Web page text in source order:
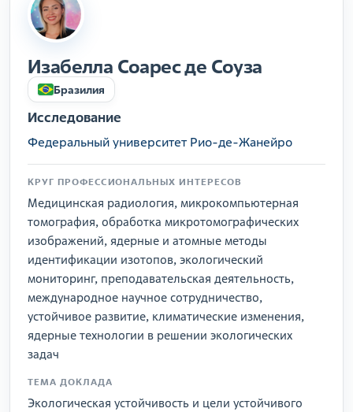
Изабелла Соарес де Соуза
Бразилия
Исследование
Федеральный университет Рио-де-Жанейро
КРУГ ПРОФЕССИОНАЛЬНЫХ ИНТЕРЕСОВ
Медицинская радиология, микрокомпьютерная
томография, обработка микротомографических
изображений, ядерные и атомные методы
идентификации изотопов, экологический
мониторинг, преподавательская деятельность,
международное научное сотрудничество,
устойчивое развитие, климатические изменения,
ядерные технологии в решении экологических
задач
ТЕМА ДОКЛАДА
Экологическая устойчивость и цели устойчивого